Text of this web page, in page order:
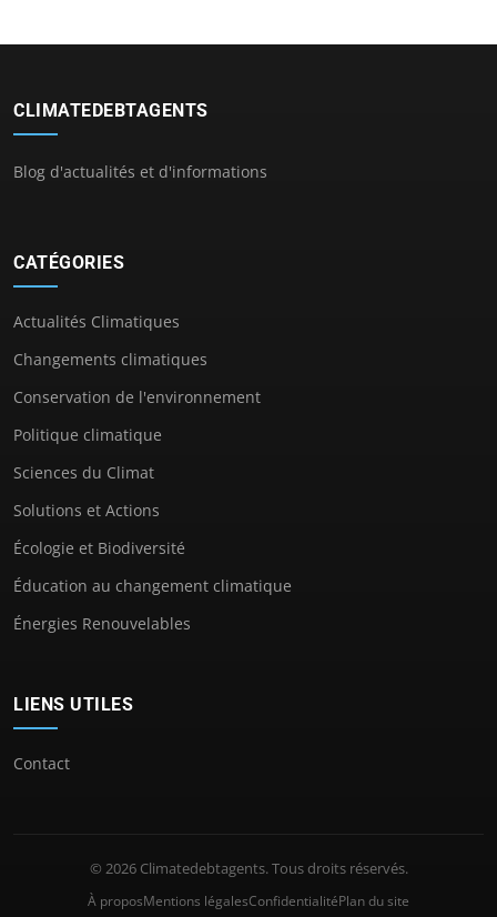
CLIMATEDEBTAGENTS
Blog d'actualités et d'informations
CATÉGORIES
Actualités Climatiques
Changements climatiques
Conservation de l'environnement
Politique climatique
Sciences du Climat
Solutions et Actions
Écologie et Biodiversité
Éducation au changement climatique
Énergies Renouvelables
LIENS UTILES
Contact
© 2026 Climatedebtagents. Tous droits réservés.
À proposMentions légalesConfidentialitéPlan du site